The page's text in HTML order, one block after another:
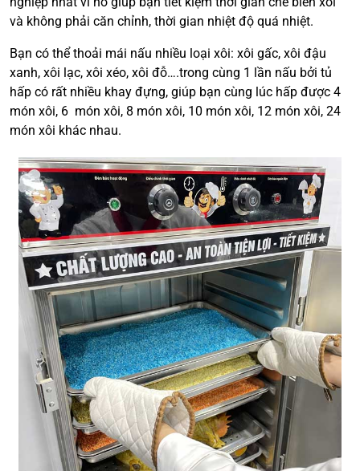
và không phải căn chỉnh, thời gian nhiệt độ quá nhiệt.
Bạn có thể thoải mái nấu nhiều loại xôi: xôi gấc, xôi đậu
xanh, xôi lạc, xôi xéo, xôi đỗ….trong cùng 1 lần nấu bởi tủ
hấp có rất nhiều khay đựng, giúp bạn cùng lúc hấp được 4
món xôi, 6 món xôi, 8 món xôi, 10 món xôi, 12 món xôi, 24
món xôi khác nhau.